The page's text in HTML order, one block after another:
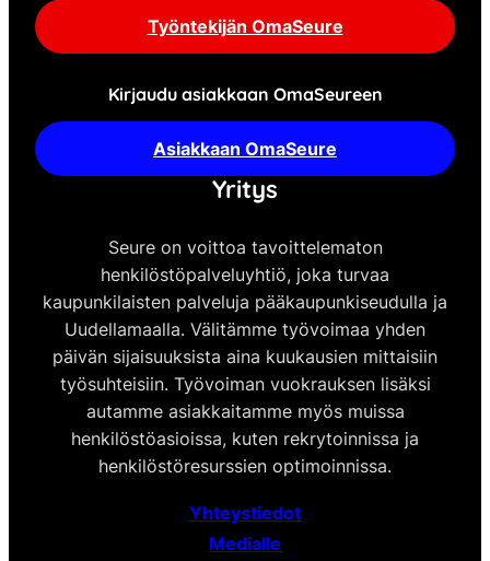
Työntekijän OmaSeure
Kirjaudu asiakkaan OmaSeureen
Asiakkaan OmaSeure
Yritys
Seure on voittoa tavoittelematon
henkilöstöpalveluyhtiö, joka turvaa
kaupunkilaisten palveluja pääkaupunkiseudulla ja
Uudellamaalla. Välitämme työvoimaa yhden
päivän sijaisuuksista aina kuukausien mittaisiin
työsuhteisiin. Työvoiman vuokrauksen lisäksi
autamme asiakkaitamme myös muissa
henkilöstöasioissa, kuten rekrytoinnissa ja
henkilöstöresurssien optimoinnissa.
Yhteystiedot
Medialle